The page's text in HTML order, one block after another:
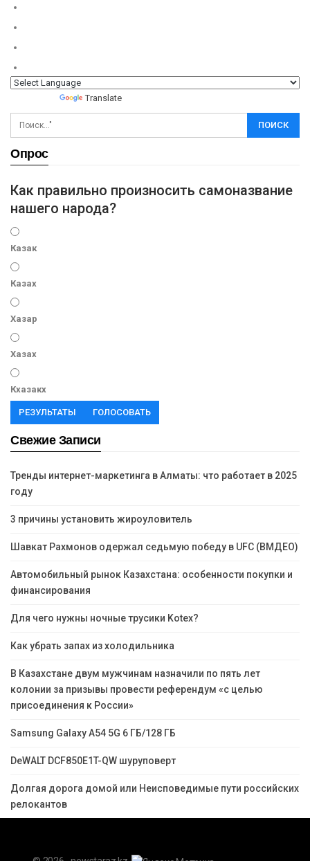
Translate
Опрос
Как правильно произносить самоназвание
нашего народа?
Казак
Казах
Хазар
Хазах
Кхазакх
РЕЗУЛЬТАТЫ ГОЛОСОВАТЬ
Свежие Записи
Тренды интернет-маркетинга в Алматы: что работает в 2025
году
3 причины установить жироуловитель
Шавкат Рахмонов одержал седьмую победу в UFC (ВМДЕО)
Автомобильный рынок Казахстана: особенности покупки и
финансирования
Для чего нужны ночные трусики Kotex?
Как убрать запах из холодильника
В Казахстане двум мужчинам назначили по пять лет
колонии за призывы провести референдум «с целью
присоединения к России»
Samsung Galaxy A54 5G 6 ГБ/128 ГБ
DeWALT DCF850E1T-QW шуруповерт
Долгая дорога домой или Неисповедимые пути российских
релокантов